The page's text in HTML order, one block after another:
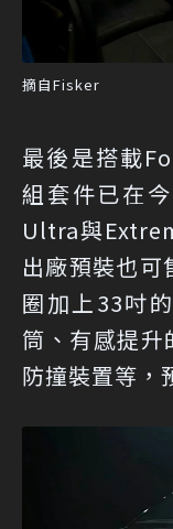
摘自Fisker
最後是搭載
組套件已在
Ultra與
出廠預裝也
圈加上33吋
筒、有感提升
防撞裝置等，